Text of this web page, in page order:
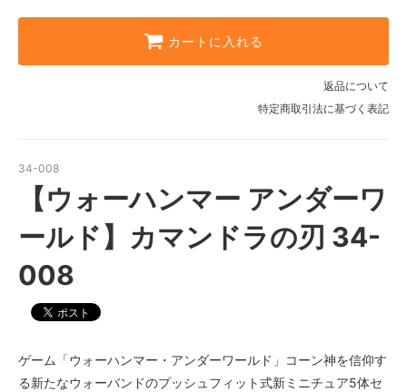
カートに入れる
返品について
特定商取引法に基づく表記
34-008
【ウォーハンマー アンダーワ
ールド】カマンドラの刃 34-
008
ゲーム「ウォーハンマー・アンダーワールド」コーン神を信仰す
る新たなウォーバンドのプッシュフィット式新ミニチュア5体セ